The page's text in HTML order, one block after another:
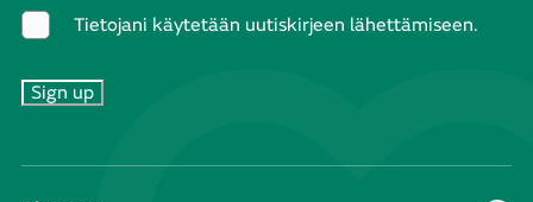
Tietojani käytetään uutiskirjeen lähettämiseen.